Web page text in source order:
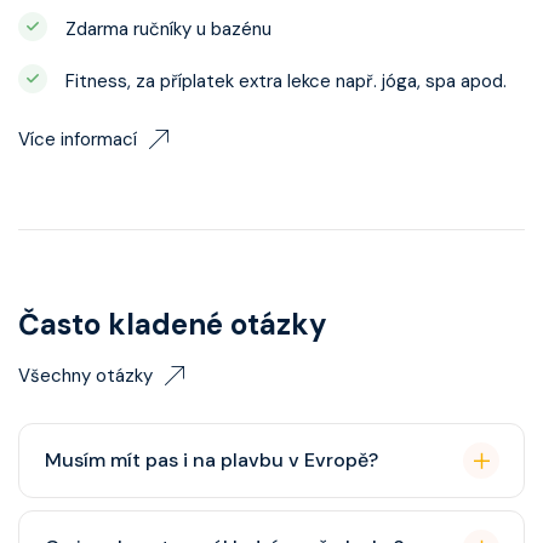
Zdarma ručníky u bazénu
Fitness, za příplatek extra lekce např. jóga, spa apod.
Více informací
Často kladené otázky
Všechny otázky
Musím mít pas i na plavbu v Evropě?